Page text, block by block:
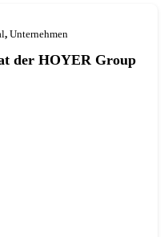
, Unternehmen
der HOYER Group